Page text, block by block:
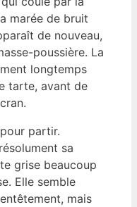
marée de bruit
de nouveau,
poussière. La
longtemps
tarte, avant de
partir.
sa
grise beaucoup
Elle semble
mais